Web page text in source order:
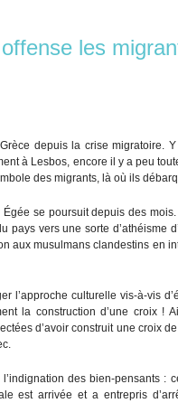
les
depuis la crise migratoire.
à Lesbos, encore il y a peu
des migrants, là où ils
se poursuit depuis des
vers une sorte d’athéisme
aux musulmans clandestins en
l’approche culturelle vis-à-vis
la construction d’une croix !
d’avoir construit une croix
des bien-pensants :
est arrivée et a entrepris